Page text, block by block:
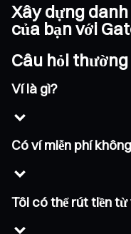
Xây dựng
của bạn với
Câu hỏi thường
Ví là gì?
Có ví miễn phí
Tôi có thể rút tiền